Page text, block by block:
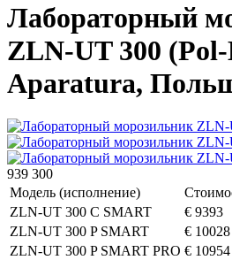
Лабораторный
ZLN-UT 300
Aparatura,
939 300
Модель (исполнение)
ZLN-UT 300 C SMART
€ 9393
ZLN-UT 300 P SMART
€ 10028
ZLN-UT 300 P SMART PRO € 10954